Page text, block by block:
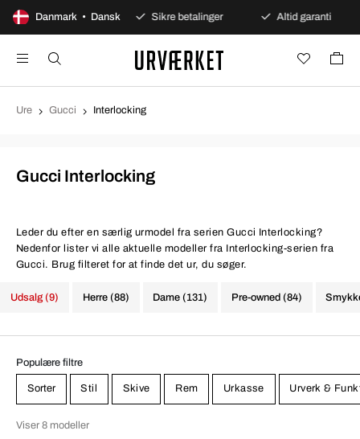
Danmark • Dansk
dages åbent køb Sikre betalinger Altid garanti
Ure Gucci Interlocking
Gucci Interlocking
Leder du efter en særlig urmodel fra serien Gucci Interlocking?
Nedenfor lister vi alle aktuelle modeller fra Interlocking-serien fra
Gucci. Brug filteret for at finde det ur, du søger.
Herre (88) Dame (131) Pre-owned (84)
Udsalg (9)
Populære filtre
Sorter Stil Skive Rem Urkasse Urverk &
Viser 8 modeller